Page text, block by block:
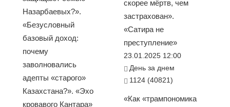
Назарбаевых?».
«Безусловный
базовый доход:
почему
заволновались
адепты «старого»
Казахстана?». «Эхо
кровавого Кантара»
скорее мёртв, чем
застрахован».
«Сатира не
преступление»
23.01.2025 12:00
День за днем
1124 (40821)
«Как «трампономика